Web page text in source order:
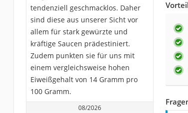
tendenziell geschmacklos. Daher
sind diese aus unserer Sicht vor
allem für stark gewürzte und
kräftige Saucen prädestiniert.
Zudem punkten sie für uns mit
einem vergleichsweise hohen
Eiweißgehalt von 14 Gramm pro
100 Gramm.
08/2026